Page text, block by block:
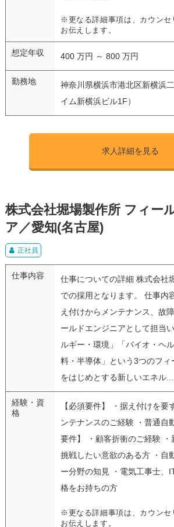
※更なる詳細事項は、カウンセ
お伝えします。
想定年収 400 万円 ～ 800 万円
勤務地
神奈川県横浜市港北区新横浜
イム新横浜ビル1F）
求人詳細を見る
株式会社堀場製作所 フィー
ア／愛知(名古屋)
正社員
仕事内容
仕事についての詳細 株式会社
での採用となります。 仕事内
え付けからメンテナンス、故
ールドエンジニアとして担当
ルギー・環境」「バイオ・ヘ
料・半導体」という3つのフ
をはじめとする新しいエネル...
経験・資
格
【必須要件】 ・据え付けを要
ンテナンスのご経験 ・普通自
要件】 ・顧客折衝のご経験 ・
挑戦したい意欲のある方 ・自
ー分野の知見 ・電気工事士、
格をお持ちの方
※更なる詳細事項は、カウンセ
お伝えします。